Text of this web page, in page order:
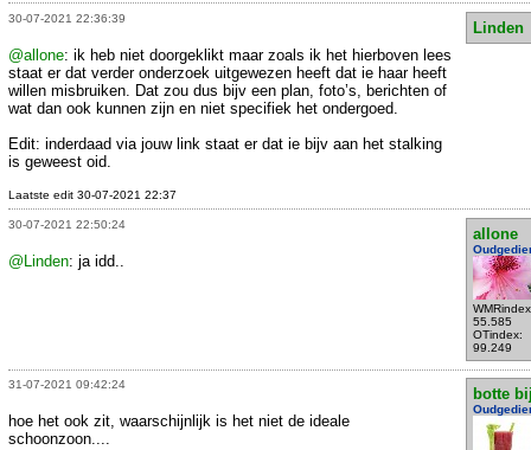
30-07-2021 22:36:39
Linden
@allone: ik heb niet doorgeklikt maar zoals ik het hierboven lees
staat er dat verder onderzoek uitgewezen heeft dat ie haar heeft
willen misbruiken. Dat zou dus bijv een plan, foto’s, berichten of
wat dan ook kunnen zijn en niet specifiek het ondergoed.
Edit: inderdaad via jouw link staat er dat ie bijv aan het stalking
is geweest oid.
Laatste edit 30-07-2021 22:37
30-07-2021 22:50:24
allone
55.585
OTindex:
99.249
@Linden: ja idd..
31-07-2021 09:42:24
botte
hoe het ook zit, waarschijnlijk is het niet de ideale
schoonzoon....